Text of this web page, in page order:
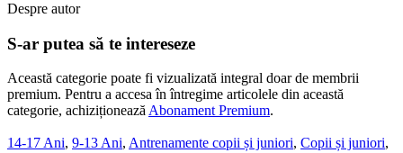
Despre autor
S-ar putea să te intereseze
Această categorie poate fi vizualizată integral doar de membrii
premium. Pentru a accesa în întregime articolele din această
categorie, achiziționeazăAbonament Premium.
14-17 Ani, 9-13 Ani, Antrenamente copii și juniori, Copii și juniori,